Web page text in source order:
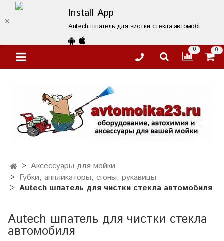
Install App
Autech шпатель для чистки стекла автомобиля –
0 0
Аксессуары для мойки
Губки, аппликаторы, сгоны, рукавицы
Autech шпатель для чистки стекла автомобиля
Autech шпатель для чистки стекла
автомобиля